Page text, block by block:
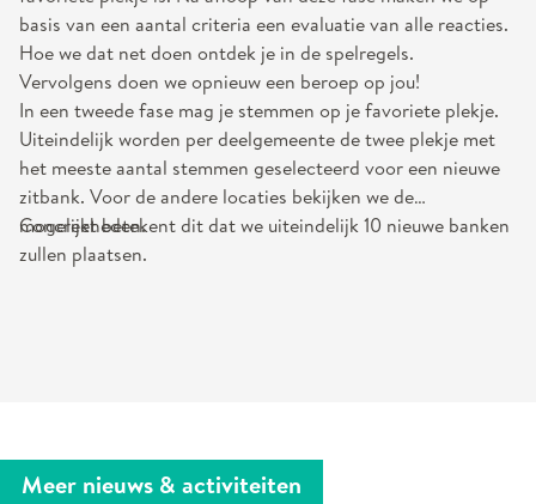
basis van een aantal criteria een evaluatie van alle reacties.
Hoe we dat net doen ontdek je in de spelregels.
Vervolgens doen we opnieuw een beroep op jou!
In een tweede fase mag je stemmen op je favoriete plekje.
Uiteindelijk worden per deelgemeente de twee plekje met
het meeste aantal stemmen geselecteerd voor een nieuwe
zitbank. Voor de andere locaties bekijken we de
mogelijkheden.
Concreet betekent dit dat we uiteindelijk 10 nieuwe banken
zullen plaatsen.
Meer nieuws & activiteiten